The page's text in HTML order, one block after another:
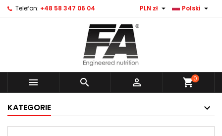
Telefon: +48 58 347 06 04 Polski 
PLN zł 
   shopping_cart0
KATEGORIE